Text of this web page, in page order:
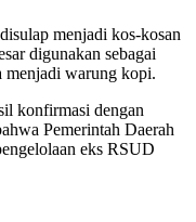
menjadi kos-kosan
digunakan sebagai
menjadi warung kopi.
konfirmasi dengan
Pemerintah Daerah
eks RSUD